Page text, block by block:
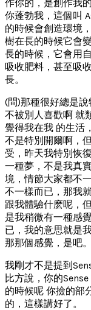
作你的，是創作我
你蓬勃我，這個叫
的時候會創造環境
樹在長的時候它會
長的時候，它會用
吸收肥料，甚至吸
長。
(問)那種很好總是
不被別人喜歡啊 就
覺得我在我 的生活
不是特別開爾啊，
受，昨天我特別恢
一種夢，不是我真
境，情節大家都不
不一樣而已，那我
跟我體驗什麽呢，
是我稍微有一種感
已，我的意思就是
那那個感覺，是吧。
我剛才不是提到
比方說，你的
的時候呢 你撿的部
的，這樣講好了。